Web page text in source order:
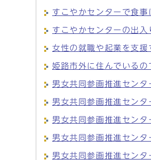
すこやかセンターで食事
すこやかセンターの出入
女性の就職や起業を支援
姫路市外に住んでいるの
男女共同参画推進センタ
男女共同参画推進センタ
男女共同参画推進セン
男女共同参画推進センタ
男女共同参画推進セン